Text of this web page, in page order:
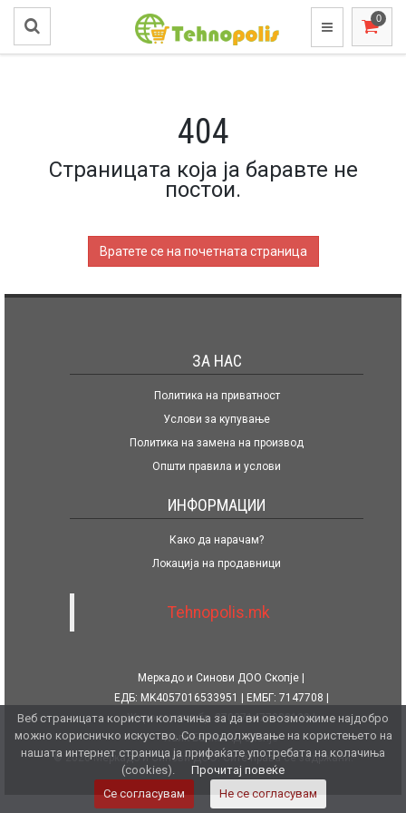
404
Страницата која ја баравте не
постои.
Вратете се на почетната страница
ЗА НАС
Политика на приватност
Услови за купување
Политика на замена на производ
Општи правила и услови
ИНФОРМАЦИИ
Како да нарачам?
Локација на продавници
Tehnopolis.mk
Меркадо и Синови ДОО Скопје
ЕДБ: MK4057016533951
ЕМБГ: 7147708
Жиро сметка бр. 270071477080139
Халк Банка АД Скопје
© 2026 Меркадо и Синови ДОО. Сите права се задржани.
Веб страницата користи колачиња за да ви овозможиме најдобро
можно корисничко искуство. Со продолжување на користењето на
нашата интернет страница ја прифаќате употребата на колачиња
(cookies).
Прочитај повеќе
Се согласувам
Не се согласувам